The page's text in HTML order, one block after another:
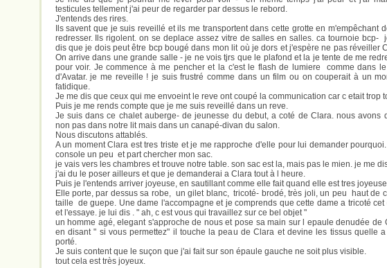
testicules tellement j'ai peur de regarder par dessus le rebord.
J'entends des rires.
Ils savent que je suis reveillé et ils me transportent dans cette grotte en m'empêchant
redresser. Ils rigolent. on se deplace assez vitre de salles en salles. ca tournoie bcp-
dis que je dois peut être bcp bougé dans mon lit où je dors et j'espère ne pas réveiller
On arrive dans une grande salle - je ne vois tjrs que le plafond et la je tente de me
pour voir. Je commence à me pencher et la c'est le flash de lumiere comme dans le
d'Avatar. je me reveille ! je suis frustré comme dans un film ou on couperait à un
fatidique.
Je me dis que ceux qui me envoeint le reve ont coupé la communication car c etait trop
Puis je me rends compte que je me suis reveillé dans un reve.
Je suis dans ce chalet auberge- de jeunesse du debut, a coté de Clara. nous avons
non pas dans notre lit mais dans un canapé-divan du salon.
Nous discutons attablés.
A un moment Clara est tres triste et je me rapproche d'elle pour lui demander
console un peu et part chercher mon sac.
je vais vers les chambres et trouve notre table. son sac est la, mais pas le mien. je me
j'ai du le poser ailleurs et que je demanderai a Clara tout à l heure.
Puis je l'entends arriver joyeuse, en sautillant comme elle fait quand elle est tres
Elle porte, par dessus sa robe, un gilet blanc, tricoté- brodé, très joli, un peu haut de
taille de guepe. Une dame l'accompagne et je comprends que cette dame a tricoté cet
et l'essaye. je lui dis . " ah, c est vous qui travaillez sur ce bel objet "
un homme agé, elegant s'approche de nous et pose sa main sur l epaule denudée de
en disant " si vous permettez" il touche la peau de Clara et devine les tissus quelle
porté.
Je suis content que le suçon que j'ai fait sur son épaule gauche ne soit plus visible.
tout cela est très joyeux.